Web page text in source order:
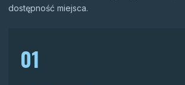
dostępność miejsca.
01